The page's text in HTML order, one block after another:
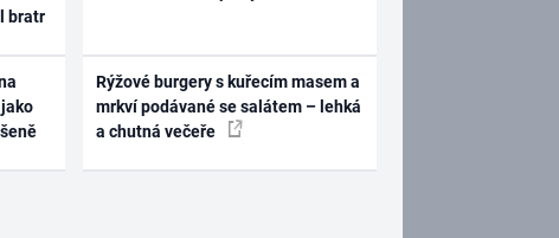
bratr
Rýžové burgery s kuřecím masem a
mrkví podávané se salátem – lehká
a chutná večeře